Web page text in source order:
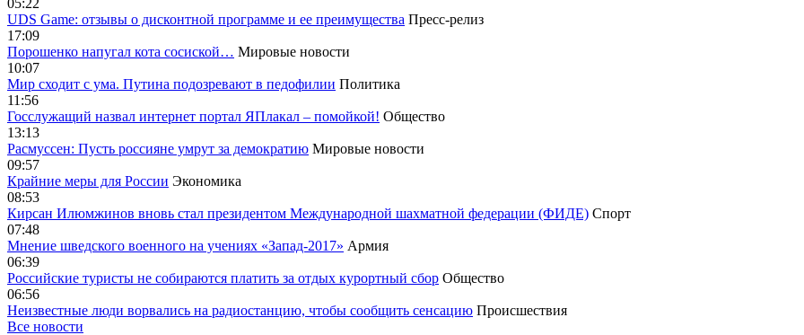
05:22
UDS Game: отзывы о дисконтной программе и ее преимущества Пресс-релиз
17:09
Порошенко напугал кота сосиской… Мировые новости
10:07
Мир сходит с ума. Путина подозревают в педофилии Политика
11:56
Госслужащий назвал интернет портал ЯПлакал – помойкой! Общество
13:13
Расмуссен: Пусть россияне умрут за демократию Мировые новости
09:57
Крайние меры для России Экономика
08:53
Кирсан Илюмжинов вновь стал президентом Международной шахматной федерации (ФИДЕ) Спорт
07:48
Мнение шведского военного на учениях «Запад-2017» Армия
06:39
Российские туристы не собираются платить за отдых курортный сбор Общество
06:56
Неизвестные люди ворвались на радиостанцию, чтобы сообщить сенсацию Происшествия
Все новости